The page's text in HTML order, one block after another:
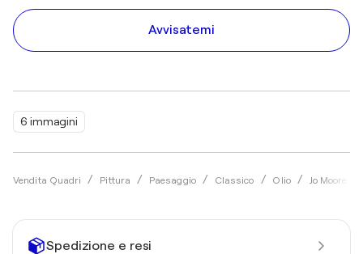
6 immagini
Vendita Quadri Pittura Paesaggio Classico Olio Jo Moore
Avvisatemi
Spedizione e resi